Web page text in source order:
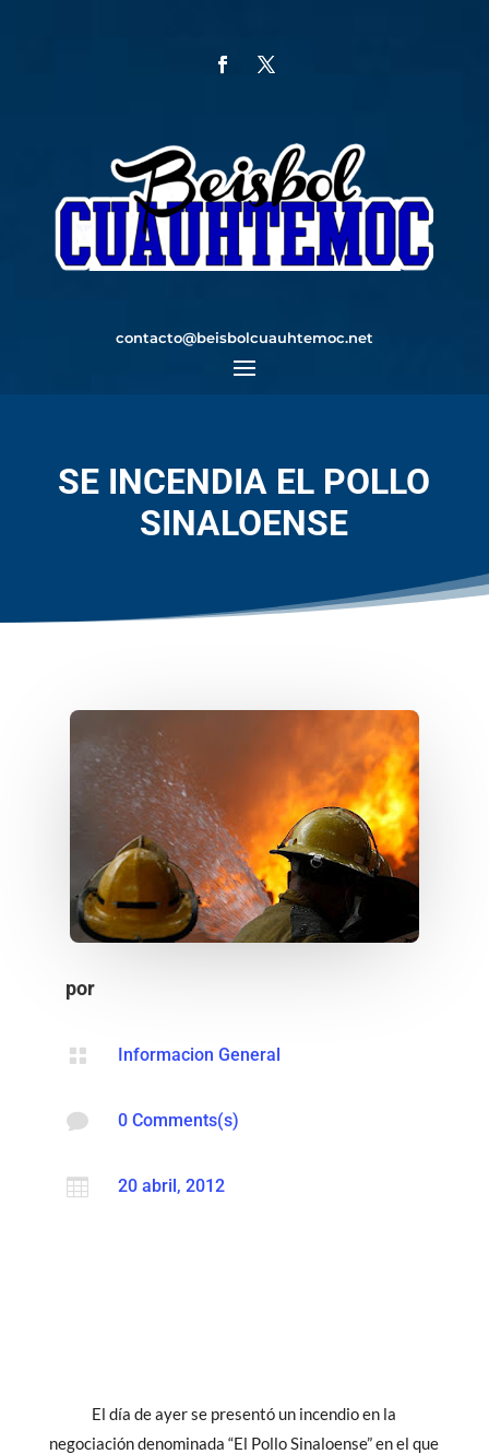
contacto@beisbolcuauhtemoc.net
SE INCENDIA EL POLLO
SINALOENSE
por
 Informacion General
 0 Comments(s)
 20 abril, 2012
El día de ayer se presentó un incendio en la
negociación denominada “El Pollo Sinaloense” en el que